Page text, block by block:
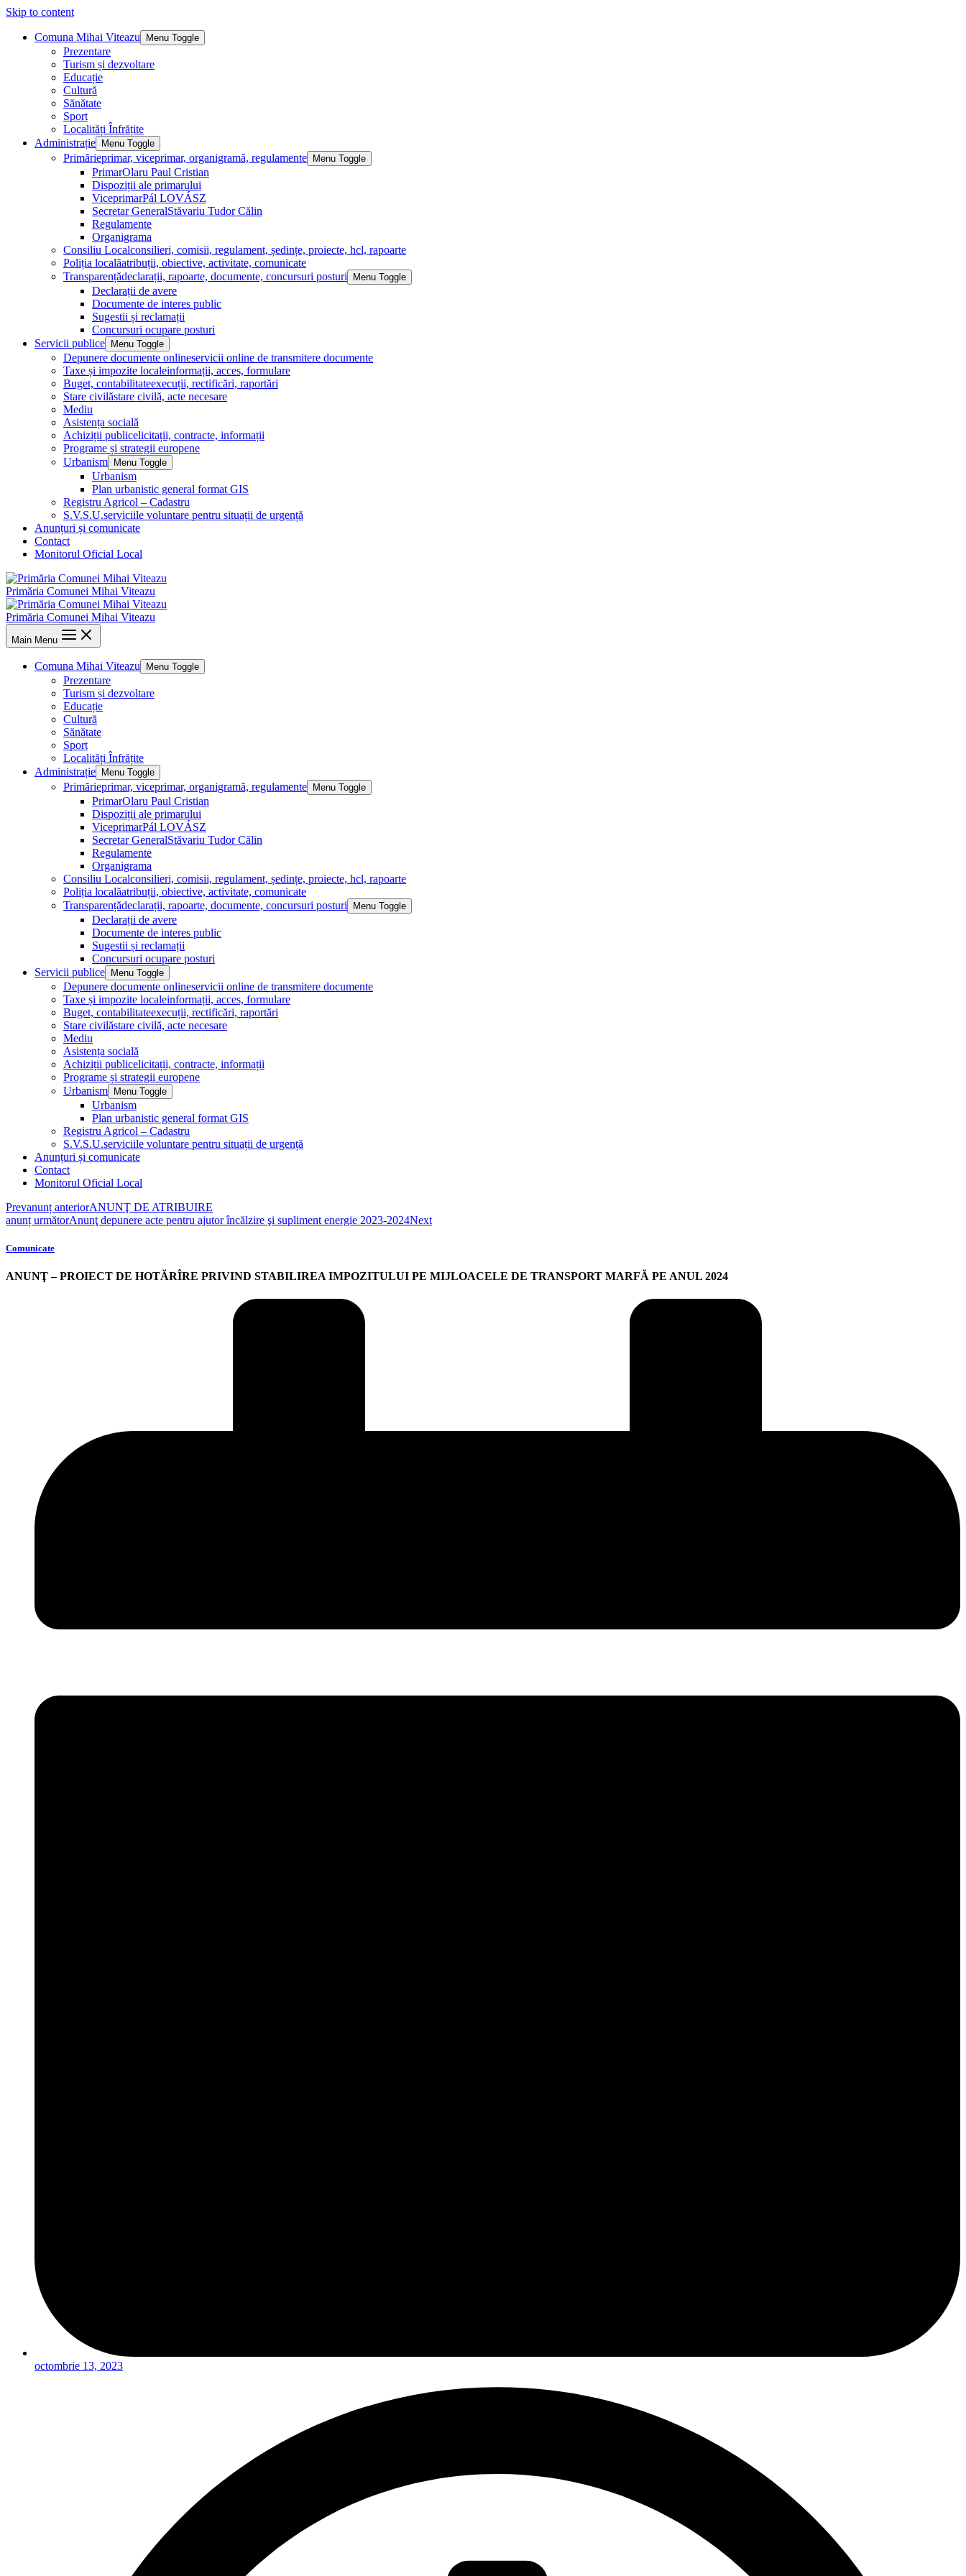
Skip to content
Comuna Mihai Viteazu Menu Toggle
Prezentare
Turism și dezvoltare
Educație
Cultură
Sănătate
Sport
Localități Înfrățite
Administrație
Menu Toggle
Primărieprimar, viceprimar, organigramă, regulamente Menu Toggle
PrimarOlaru Paul Cristian
Dispoziții ale primarului
ViceprimarPál LOVÁSZ
Secretar GeneralStăvariu Tudor Călin
Regulamente
Organigrama
Consiliu Localconsilieri, comisii, regulament, ședințe, proiecte, hcl, rapoarte
Poliția localăatribuții, obiective, activitate, comunicate
Transparențădeclarații, rapoarte, documente, concursuri posturi Menu Toggle
Declarații de avere
Documente de interes public
Sugestii și reclamații
Concursuri ocupare posturi
Servicii publice
Menu Toggle
Depunere documente onlineservicii online de transmitere documente
Taxe și impozite localeinformații, acces, formulare
Buget, contabilitateexecuții, rectificări, raportări
Stare civilăstare civilă, acte necesare
Mediu
Asistența socială
Achiziții publicelicitații, contracte, informații
Programe și strategii europene
Urbanism
Menu Toggle
Urbanism
Plan urbanistic general format GIS
Registru Agricol – Cadastru
S.V.S.U.serviciile voluntare pentru situații de urgență
Anunțuri și comunicate
Contact
Monitorul Oficial Local
Primăria Comunei Mihai Viteazu
Primăria Comunei Mihai Viteazu
Main Menu
Comuna Mihai Viteazu Menu Toggle
Prezentare
Turism și dezvoltare
Educație
Cultură
Sănătate
Sport
Localități Înfrățite
Administrație
Menu Toggle
Primărieprimar, viceprimar, organigramă, regulamente Menu Toggle
PrimarOlaru Paul Cristian
Dispoziții ale primarului
ViceprimarPál LOVÁSZ
Secretar GeneralStăvariu Tudor Călin
Regulamente
Organigrama
Consiliu Localconsilieri, comisii, regulament, ședințe, proiecte, hcl, rapoarte
Poliția localăatribuții, obiective, activitate, comunicate
Transparențădeclarații, rapoarte, documente, concursuri posturi Menu Toggle
Declarații de avere
Documente de interes public
Sugestii și reclamații
Concursuri ocupare posturi
Servicii publice
Menu Toggle
Depunere documente onlineservicii online de transmitere documente
Taxe și impozite localeinformații, acces, formulare
Buget, contabilitateexecuții, rectificări, raportări
Stare civilăstare civilă, acte necesare
Mediu
Asistența socială
Achiziții publicelicitații, contracte, informații
Programe și strategii europene
Urbanism
Menu Toggle
Urbanism
Plan urbanistic general format GIS
Registru Agricol – Cadastru
S.V.S.U.serviciile voluntare pentru situații de urgență
Anunțuri și comunicate
Contact
Monitorul Oficial Local
Prevanunț anteriorANUNŢ DE ATRIBUIRE
anunț următorAnunţ depunere acte pentru ajutor încălzire şi supliment energie 2023-2024Next
Comunicate
ANUNŢ – PROIECT DE HOTĂRÎRE PRIVIND STABILIREA IMPOZITULUI PE MIJLOACELE DE TRANSPORT MARFĂ PE ANUL 2024
octombrie 13, 2023